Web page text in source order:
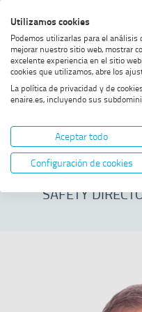
to
menu
to
content
to
footer
high
contrast
Home SHOW
Jesús
SAFETY
Utilizamos cookies
Podemos utilizarlas para el
mejorar nuestro sitio web, mostrar
excelente experiencia en el sitio
cookies que utilizamos, abre los
La política de privacidad y de
enaire.es, incluyendo sus
Aceptar todo
Configuración de cookies